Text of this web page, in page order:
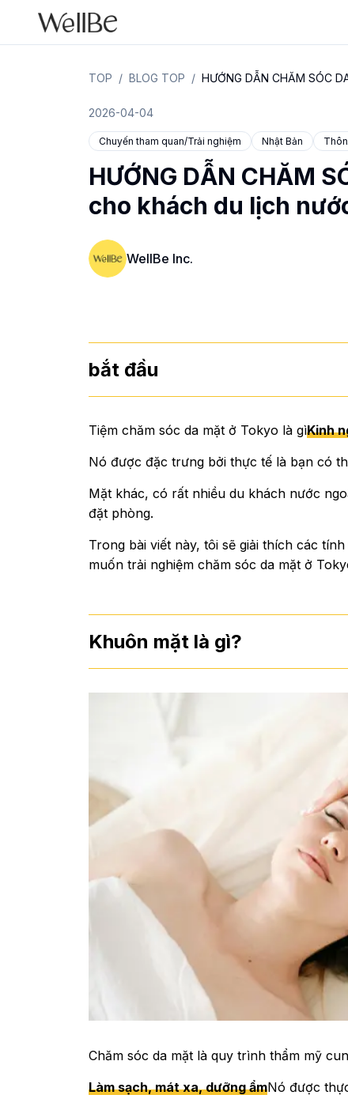
TOP / BLOG TOP / HƯỚNG DẪN CHĂM SÓC
2026-04-04
Chuyến tham quan/Trải nghiệm Nhật Bản
HƯỚNG DẪN CHĂM
cho khách du lịch
WellBe Inc.
bắt đầu
Tiệm chăm sóc da mặt ở Tokyo là gìKinh
Nó được đặc trưng bởi thực tế là bạn có
Mặt khác, có rất nhiều du khách nước
đặt phòng.
Trong bài viết này, tôi sẽ giải thích các
muốn trải nghiệm chăm sóc da mặt ở
Khuôn mặt là gì?
Chăm sóc da mặt là quy trình thẩm mỹ
Làm sạch, mát xa, dưỡng ẩmNó được